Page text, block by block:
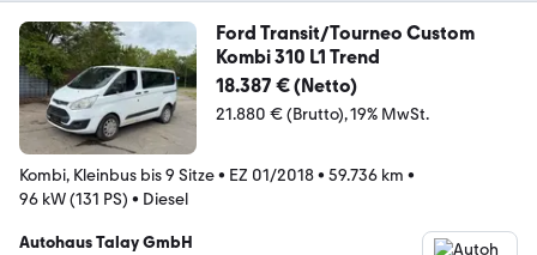
Ford Transit/Tourneo Custom
Kombi 310 L1 Trend
18.387 € (Netto)
21.880 € (Brutto) 19% MwSt.
Kombi, Kleinbus bis 9 Sitze• EZ 01/2018• 59.736 km •
96 kW (131 PS) • Diesel
Autohaus Talay GmbH